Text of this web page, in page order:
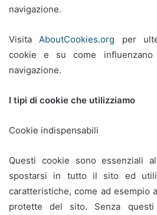
navigazione.
Visita AboutCookies.org per
cookie e su come
navigazione.
I tipi di cookie che utilizziamo
Cookie indispensabili
Questi cookie sono essenziali
spostarsi in tutto il sito ed
caratteristiche, come ad esempio
protette del sito. Senza